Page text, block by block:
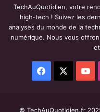
TechAuQuotidien, votre
high-tech ! Suivez les
analyses du monde de la
numérique. Nous vous
Facebook
© TechAuQuotidien.fr